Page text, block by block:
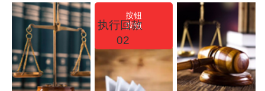
02
执行回款
按钮
按钮